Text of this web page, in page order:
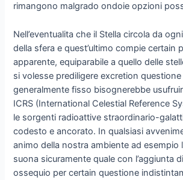
rimangono malgrado ondoie opzioni
Nell’eventualita che il Stella circola da
della sfera e quest’ultimo compie certain
apparente, equiparabile a quello delle
si volesse prediligere excretion
generalmente fisso bisognerebbe
ICRS (International Celestial Reference
le sorgenti radioattive straordinario-
codesto e ancorato. In qualsiasi
animo della nostra ambiente ad esempio
suona sicuramente quale con l’aggiunta
ossequio per certain questione